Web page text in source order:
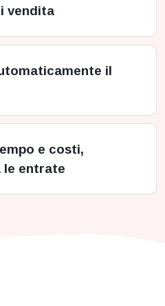
vendita
il
e costi,
le entrate